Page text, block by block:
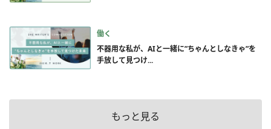
働く
不器用な私が、AIと一緒に”ちゃんとしなきゃ”を
手放して見つけ...
もっと見る